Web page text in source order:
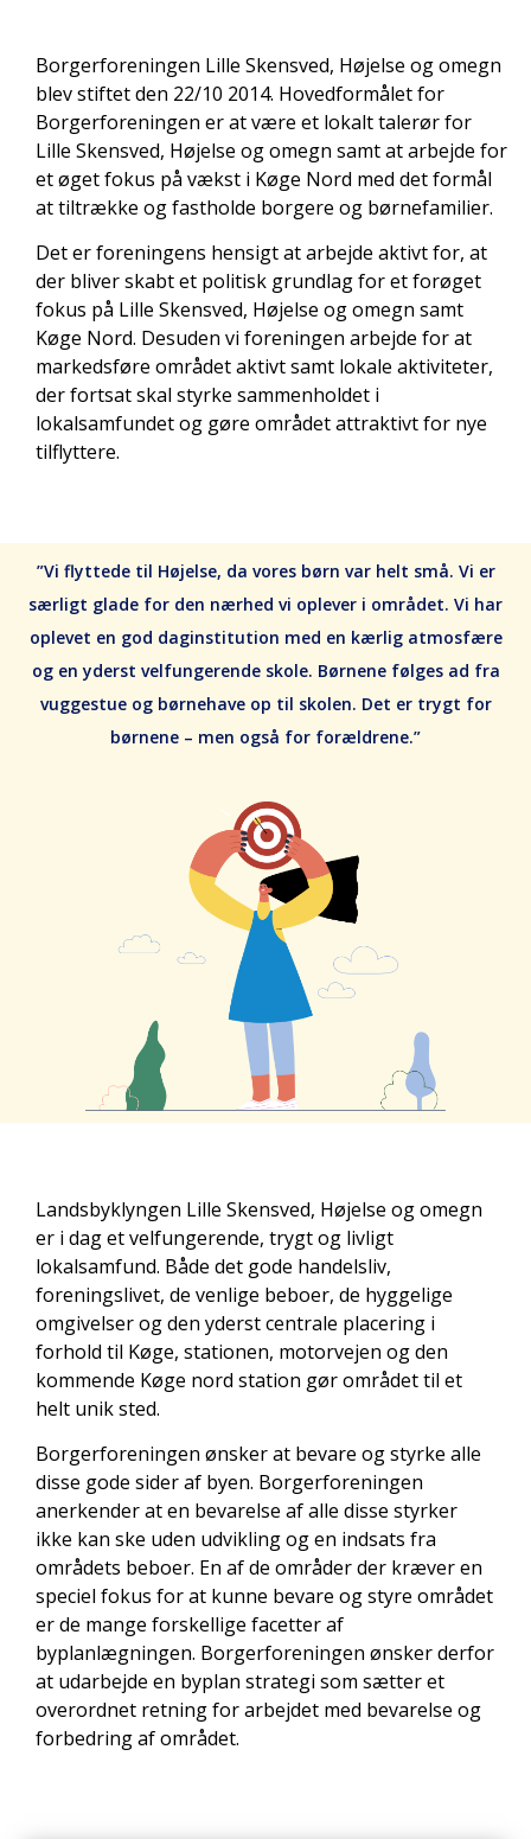
Borgerforeningen Lille Skensved, Højelse og omegn
blev stiftet den 22/10 2014. Hovedformålet for
Borgerforeningen er at være et lokalt talerør for
Lille Skensved, Højelse og omegn samt at arbejde for
et øget fokus på vækst i Køge Nord med det formål
at tiltrække og fastholde borgere og børnefamilier.
Det er foreningens hensigt at arbejde aktivt for, at
der bliver skabt et politisk grundlag for et forøget
fokus på Lille Skensved, Højelse og omegn samt
Køge Nord. Desuden vi foreningen arbejde for at
markedsføre området aktivt samt lokale aktiviteter,
der fortsat skal styrke sammenholdet i
lokalsamfundet og gøre området attraktivt for nye
tilflyttere.
”Vi flyttede til Højelse, da vores børn var helt små. Vi er
særligt glade for den nærhed vi oplever i området. Vi har
oplevet en god daginstitution med en kærlig atmosfære
og en yderst velfungerende skole. Børnene følges ad fra
vuggestue og børnehave op til skolen. Det er trygt for
børnene – men også for forældrene.”
Landsbyklyngen Lille Skensved, Højelse og omegn
er i dag et velfungerende, trygt og livligt
lokalsamfund. Både det gode handelsliv,
foreningslivet, de venlige beboer, de hyggelige
omgivelser og den yderst centrale placering i
forhold til Køge, stationen, motorvejen og den
kommende Køge nord station gør området til et
helt unik sted.
Borgerforeningen ønsker at bevare og styrke alle
disse gode sider af byen. Borgerforeningen
anerkender at en bevarelse af alle disse styrker
ikke kan ske uden udvikling og en indsats fra
områdets beboer. En af de områder der kræver en
speciel fokus for at kunne bevare og styre området
er de mange forskellige facetter af
byplanlægningen. Borgerforeningen ønsker derfor
at udarbejde en byplan strategi som sætter et
overordnet retning for arbejdet med bevarelse og
forbedring af området.